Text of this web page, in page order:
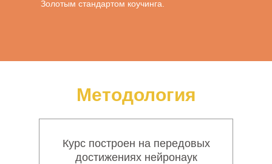
Золотым стандартом коучинга.
Методология
Курс построен на передовых
достижениях нейронаук